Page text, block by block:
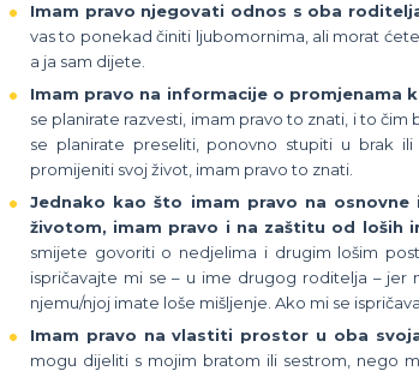
Imam pravo njegovati odnos s oba
vas to ponekad činiti ljubomornima, ali morat
a ja sam dijete.
Imam pravo na informacije o promjenama
se planirate razvesti, imam pravo to znati, i to
se planirate preseliti, ponovno stupiti u brak
promijeniti svoj život, imam pravo to znati.
Jednako kao što imam pravo na
životom, imam pravo i na zaštitu od loših
smijete govoriti o nedjelima i drugim lošim
ispričavajte mi se – u ime drugog roditelja –
njemu/njoj imate loše mišljenje. Ako mi se
Imam pravo na vlastiti prostor u oba
mogu dijeliti s mojim bratom ili sestrom, nego